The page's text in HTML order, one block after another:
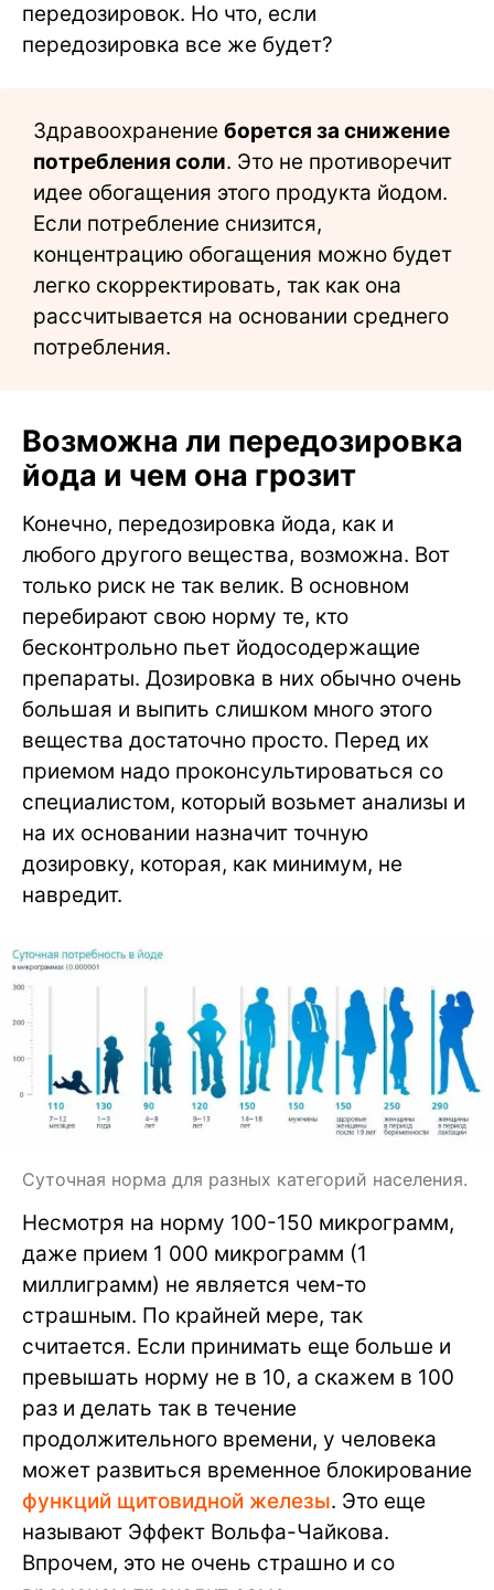
передозировок. Но что, если
передозировка все же будет?
Здравоохранение борется за снижение
потребления соли. Это не противоречит
идее обогащения этого продукта йодом.
Если потребление снизится,
концентрацию обогащения можно будет
легко скорректировать, так как она
рассчитывается на основании среднего
потребления.
Возможна ли передозировка
йода и чем она грозит
Конечно, передозировка йода, как и
любого другого вещества, возможна. Вот
только риск не так велик. В основном
перебирают свою норму те, кто
бесконтрольно пьет йодосодержащие
препараты. Дозировка в них обычно очень
большая и выпить слишком много этого
вещества достаточно просто. Перед их
приемом надо проконсультироваться со
специалистом, который возьмет анализы и
на их основании назначит точную
дозировку, которая, как минимум, не
навредит.
Суточная норма для разных категорий населения.
Несмотря на норму 100-150 микрограмм,
даже прием 1 000 микрограмм (1
миллиграмм) не является чем-то
страшным. По крайней мере, так
считается. Если принимать еще больше и
превышать норму не в 10, а скажем в 100
раз и делать так в течение
продолжительного времени, у человека
может развиться временное блокирование
функций щитовидной железы. Это еще
называют Эффект Вольфа-Чайкова.
Впрочем, это не очень страшно и со